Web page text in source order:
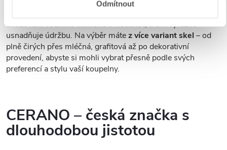
Odmítnout
usazování vodního kamene a nečistot, a tím výrazně
usnadňuje údržbu. Na výběr mátez více variant skel – od
plně čirých přes mléčná, grafitová až po dekorativní
provedení, abyste si mohli vybrat přesně podle svých
preferencí a stylu vaší koupelny.
CERANO – česká značka s
dlouhodobou jistotou